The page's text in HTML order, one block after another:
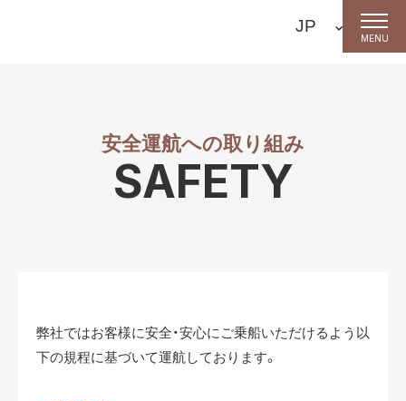
MENU
安全運航への取り組み
SAFETY
弊社ではお客様に安全・安心にご乗船いただけるよう以
下の規程に基づいて運航しております。